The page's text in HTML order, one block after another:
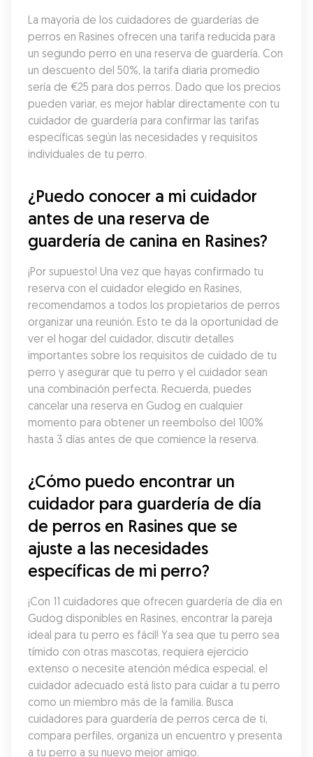
La mayoría de los cuidadores de guarderías de
perros en Rasines ofrecen una tarifa reducida para
un segundo perro en una reserva de guardería. Con
un descuento del 50%, la tarifa diaria promedio
sería de €25 para dos perros. Dado que los precios
pueden variar, es mejor hablar directamente con tu
cuidador de guardería para confirmar las tarifas
específicas según las necesidades y requisitos
individuales de tu perro.
¿Puedo conocer a mi cuidador
antes de una reserva de
guardería de canina en Rasines?
¡Por supuesto! Una vez que hayas confirmado tu
reserva con el cuidador elegido en Rasines,
recomendamos a todos los propietarios de perros
organizar una reunión. Esto te da la oportunidad de
ver el hogar del cuidador, discutir detalles
importantes sobre los requisitos de cuidado de tu
perro y asegurar que tu perro y el cuidador sean
una combinación perfecta. Recuerda, puedes
cancelar una reserva en Gudog en cualquier
momento para obtener un reembolso del 100%
hasta 3 días antes de que comience la reserva.
¿Cómo puedo encontrar un
cuidador para guardería de día
de perros en Rasines que se
ajuste a las necesidades
específicas de mi perro?
¡Con 11 cuidadores que ofrecen guardería de día en
Gudog disponibles en Rasines, encontrar la pareja
ideal para tu perro es fácil! Ya sea que tu perro sea
tímido con otras mascotas, requiera ejercicio
extenso o necesite atención médica especial, el
cuidador adecuado está listo para cuidar a tu perro
como un miembro más de la familia. Busca
cuidadores para guardería de perros cerca de ti,
compara perfiles, organiza un encuentro y presenta
a tu perro a su nuevo mejor amigo.